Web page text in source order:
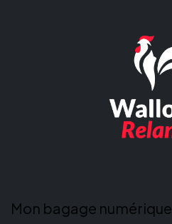
Mon bagage numérique